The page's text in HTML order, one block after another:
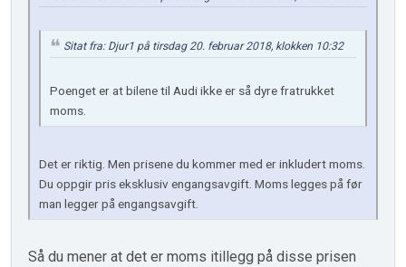
Sitat fra: Djur1 på tirsdag 20. februar 2018, klokken 10:32
Poenget er at bilene til Audi ikke er så dyre fratrukket
moms.
Det er riktig. Men prisene du kommer med er inkludert moms.
Du oppgir pris eksklusiv engangsavgift. Moms legges på før
man legger på engangsavgift.
Så du mener at det er moms itillegg på disse prisen